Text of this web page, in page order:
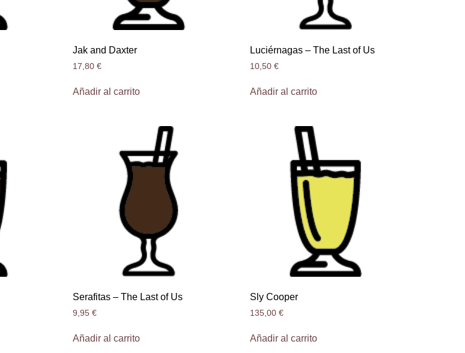
Jak and Daxter
17,80€
Añadir al carrito
Luciérnagas – The Last of Us
10,50€
Añadir al carrito
Serafitas – The Last of Us
9,95€
Añadir al carrito
Sly Cooper
135,00€
Añadir al carrito